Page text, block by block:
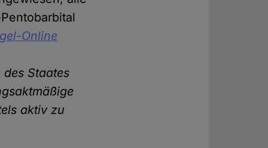
Online
Staates
aktiv zu